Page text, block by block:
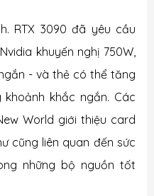
RTX 3090 đã yêu cầu
khuyến nghị 750W,
- và thẻ có thể tăng
khắc ngắn. Các
World giới thiệu card
cũng liên quan đến sức
những bộ nguồn tốt